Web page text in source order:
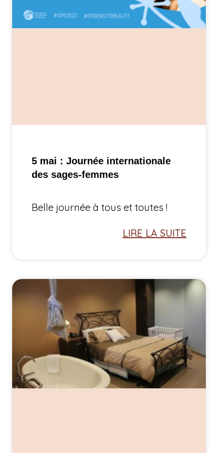
5 mai : Journée internationale
des sages-femmes
Belle journée à tous et toutes !
LIRE LA SUITE